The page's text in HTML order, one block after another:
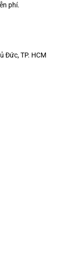
phí.
Đức, TP. HCM